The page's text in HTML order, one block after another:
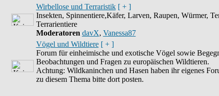
Wirbellose und Terraristik [ + ]
Insekten, Spinnentiere,Käfer, Larven, Raupen, Würmer,
Terrarientiere
Moderatoren davX, Vanessa87
Vögel und Wildtiere [ + ]
Forum für einheimische und exotische Vögel sowie
Beobachtungen und Fragen zu europäischen Wildtieren.
Achtung: Wildkaninchen und Hasen haben ihr eigenes
zu diesem Thema bitte dort posten.